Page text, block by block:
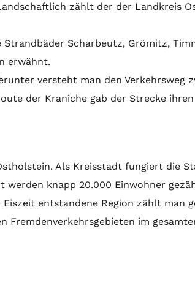
zählt der der Landkreis
Scharbeutz, Grömitz,
erwähnt.
versteht man den Verkehrsweg
der Kraniche gab der Strecke ihren
Als Kreisstadt fungiert die
werden knapp 20.000 Einwohner
entstandene Region zählt man
im